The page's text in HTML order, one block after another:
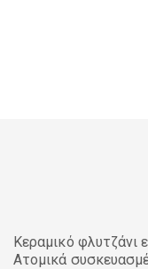
Κεραμικό φλυτζάνι
Ατομικά